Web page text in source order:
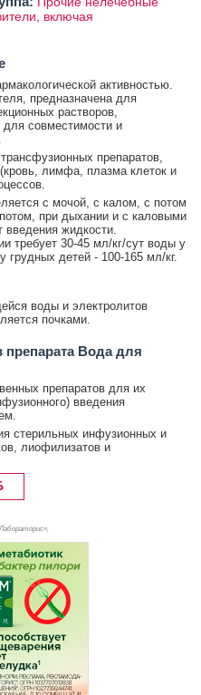
включая
активностью.
предназначена для
растворов,
совместимости и
препаратов,
лимфа, плазма клеток и
с мочой, с калом, с потом
при дыхании и с каловыми
введения жидкости.
требует 30-45 мл/кг/сут воды у
грудных детей - 100-165 мл/кг.
воды и электролитов
почками.
препарата Вода для
препаратов для их
введения
стерильных инфузионных и
лиофилизатов и